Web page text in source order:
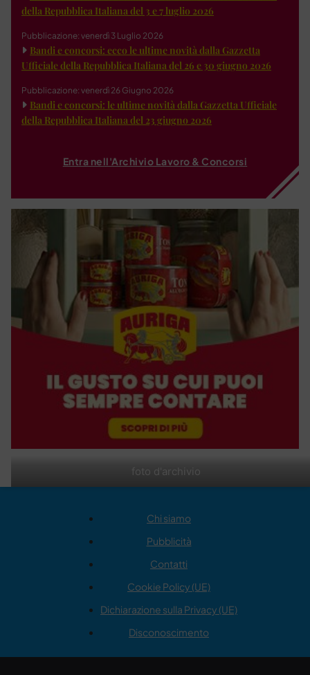
foto d'archivio
della Repubblica Italiana del 3 e 7 luglio 2026
Pubblicazione: venerdì 3 Luglio 2026
Bandi e concorsi: ecco le ultime novità dalla Gazzetta
Ufficiale della Repubblica Italiana del 26 e 30 giugno 2026
Pubblicazione: venerdì 26 Giugno 2026
Bandi e concorsi: le ultime novità dalla Gazzetta Ufficiale
della Repubblica Italiana del 23 giugno 2026
Entra nell'Archivio Lavoro & Concorsi
Chi siamo
Pubblicità
Contatti
Cookie Policy (UE)
Dichiarazione sulla Privacy (UE)
Disconoscimento